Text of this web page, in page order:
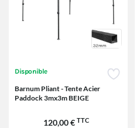
Disponible
Barnum Pliant - Tente Acier
Paddock 3mx3m BEIGE
120,00 € TTC